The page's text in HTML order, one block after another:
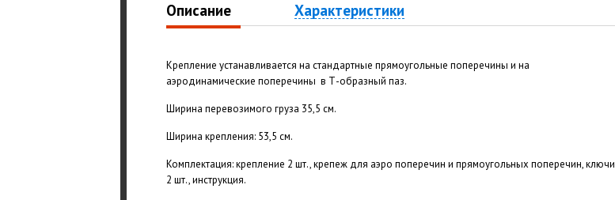
Описание Характеристики
Крепление устанавливается на стандартные прямоугольные поперечины и на
аэродинамические поперечины в Т-образный паз.
Ширина перевозимого груза 35,5 см.
Ширина крепления: 53,5 см.
Комплектация: крепление 2 шт., крепеж для аэро поперечин и прямоугольных поперечин, ключи
2 шт., инструкция.